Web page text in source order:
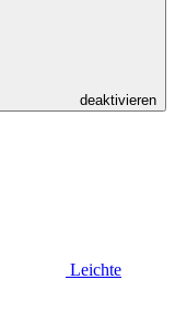
deaktivieren
Leichte